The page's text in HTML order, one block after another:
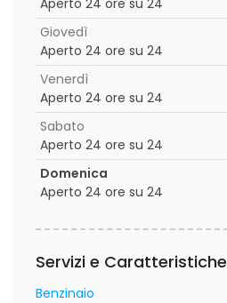
Aperto 24 ore su 24
Giovedì
Aperto 24 ore su 24
Venerdì
Aperto 24 ore su 24
Sabato
Aperto 24 ore su 24
Domenica
Aperto 24 ore su 24
Servizi e Caratteristiche
Benzinaio